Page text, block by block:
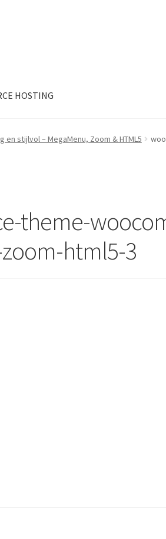
HOSTING
stijlvol – MegaMenu, Zoom & HTML5
theme-
html5-3